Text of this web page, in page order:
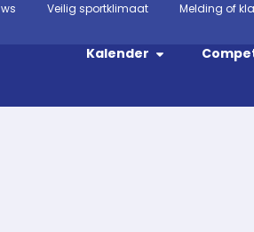
Veilig sportklimaat Melding of
Kalender